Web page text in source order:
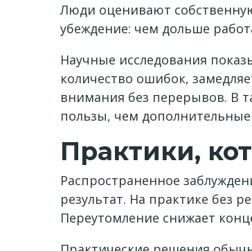
Люди оценивают
убеждение: чем дольше
Научные исследования
количество ошибок,
внимания без перерывов. В
пользы, чем
Практики,
Распространенное
результат. На практике без
Переутомление снижает